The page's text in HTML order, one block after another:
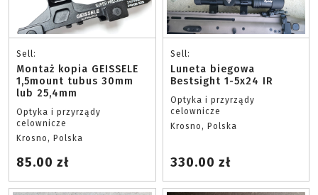
Sell:
Montaż kopia GEISSELE
1,5mount tubus 30mm
lub 25,4mm
Optyka i przyrządy
celownicze
Krosno, Polska
85.00 zł
Sell:
Luneta biegowa
Bestsight 1-5x24 IR
Optyka i przyrządy
celownicze
Krosno, Polska
330.00 zł